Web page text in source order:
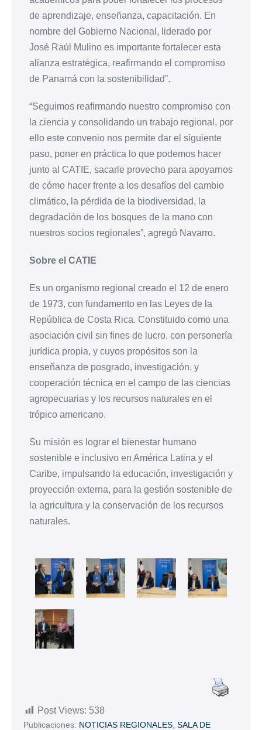
de aprendizaje, enseñanza, capacitación. En
nombre del Gobierno Nacional, liderado por
José Raúl Mulino es importante fortalecer esta
alianza estratégica, reafirmando el compromiso
de Panamá con la sostenibilidad”.
“Seguimos reafirmando nuestro compromiso con
la ciencia y consolidando un trabajo regional, por
ello este convenio nos permite dar el siguiente
paso, poner en práctica lo que podemos hacer
junto al CATIE, sacarle provecho para apoyarnos
de cómo hacer frente a los desafíos del cambio
climático, la pérdida de la biodiversidad, la
degradación de los bosques de la mano con
nuestros socios regionales”, agregó Navarro.
Sobre el CATIE
Es un organismo regional creado el 12 de enero
de 1973, con fundamento en las Leyes de la
República de Costa Rica. Constituido como una
asociación civil sin fines de lucro, con personería
jurídica propia, y cuyos propósitos son la
enseñanza de posgrado, investigación, y
cooperación técnica en el campo de las ciencias
agropecuarias y los recursos naturales en el
trópico americano.
Su misión es lograr el bienestar humano
sostenible e inclusivo en América Latina y el
Caribe, impulsando la educación, investigación y
proyección externa, para la gestión sostenible de
la agricultura y la conservación de los recursos
naturales.
Post Views: 538
Publicaciones: NOTICIAS REGIONALES, SALA DE